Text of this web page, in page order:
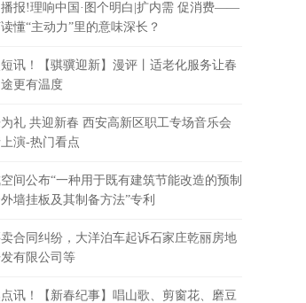
报!理响中国·图个明白|扩内需 促消费——
懂“主动力”里的意味深长？
讯！【骐骥迎新】漫评丨适老化服务让春
更有温度
礼 共迎新春 西安高新区职工专场音乐会
演-热门看点
间公布“一种用于既有建筑节能改造的预制
墙挂板及其制备方法”专利
卖合同纠纷，大洋泊车起诉石家庄乾丽房地
有限公司等
讯！【新春纪事】唱山歌、剪窗花、磨豆